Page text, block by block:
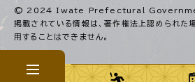
© 2024 Iwate Prefectural
掲載されている情報は、著作権法上認められた
用することはできません。